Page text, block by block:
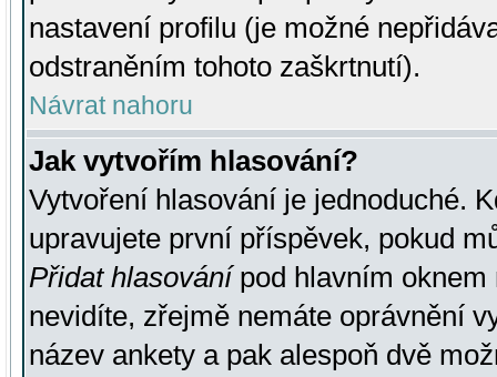
nastavení profilu (je možné
odstraněním tohoto zaškrtnutí).
Návrat nahoru
Jak vytvořím hlasování?
Vytvoření hlasování je jednoduché.
upravujete první příspěvek, pokud
Přidat hlasovánípod hlavním oknem
nevidíte, zřejmě nemáte oprávnění
název ankety a pak alespoň dvě